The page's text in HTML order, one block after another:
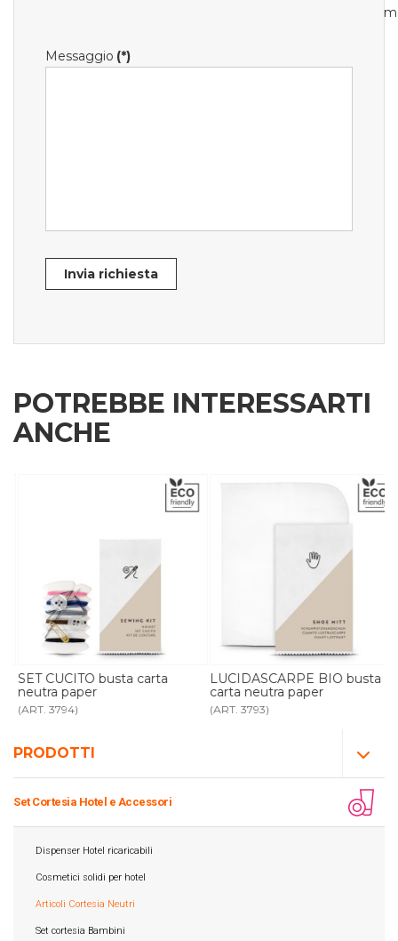
PRODOTTI
Set Cortesia Hotel e Accessori
Dispenser Hotel ricaricabili
Cosmetici solidi per hotel
Articoli Cortesia Neutri
Set cortesia Bambini
Messaggio (*)
Invia richiesta
POTREBBE INTERESSARTI
ANCHE
SET CUCITO busta carta
neutra paper
(ART. 3794)
LUCIDASCARPE BIO busta
carta neutra paper
(ART. 3793)